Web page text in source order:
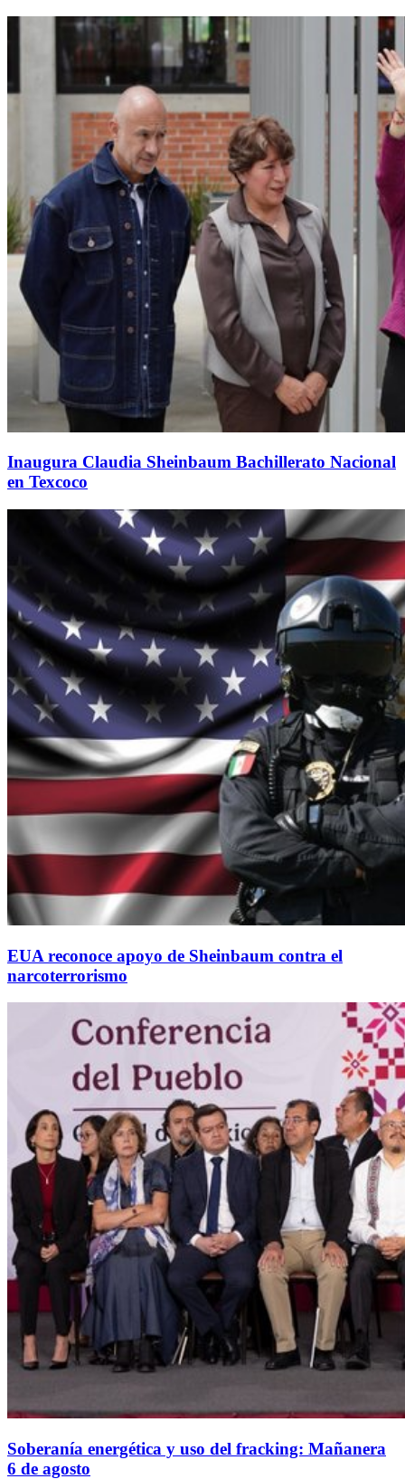
Inaugura Claudia Sheinbaum Bachillerato Nacional
en Texcoco
EUA reconoce apoyo de Sheinbaum contra el
narcoterrorismo
Soberanía energética y uso del fracking: Mañanera
6 de agosto